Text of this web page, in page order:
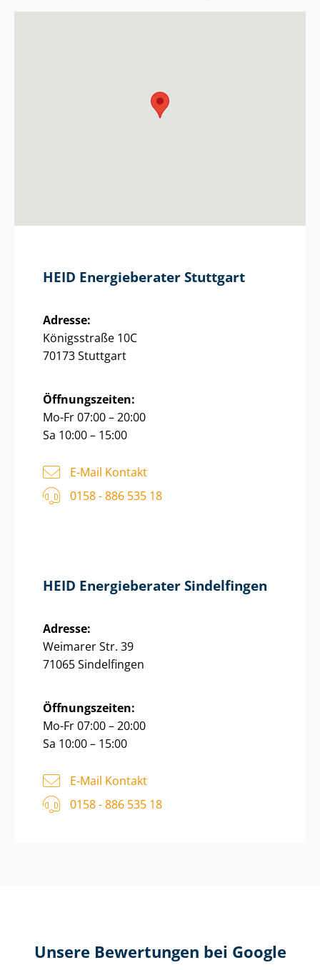
HEID Energieberater Stuttgart
Adresse:
Königsstraße 10C
70173 Stuttgart
Öffnungszeiten:
Mo-Fr 07:00 – 20:00
Sa 10:00 – 15:00
E-Mail Kontakt
0158 - 886 535 18
HEID Energieberater Sindelfingen
Adresse:
Weimarer Str. 39
71065 Sindelfingen
Öffnungszeiten:
Mo-Fr 07:00 – 20:00
Sa 10:00 – 15:00
E-Mail Kontakt
0158 - 886 535 18
Unsere Bewertungen bei Google